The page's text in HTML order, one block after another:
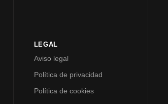
LEGAL
Aviso legal
Política de privacidad
Política de cookies